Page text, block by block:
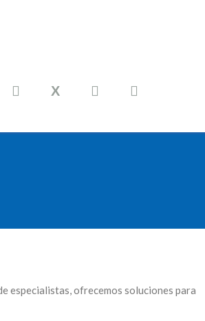
especialistas, ofrecemos soluciones para